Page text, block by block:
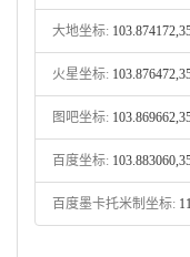
大地坐标:
火星坐标:
图吧坐标:
百度坐标:
百度墨卡托米制坐标: